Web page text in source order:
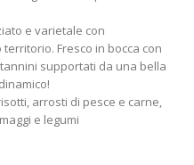
e varietale con
Fresco in bocca con
supportati da una bella
arrosti di pesce e carne,
e legumi